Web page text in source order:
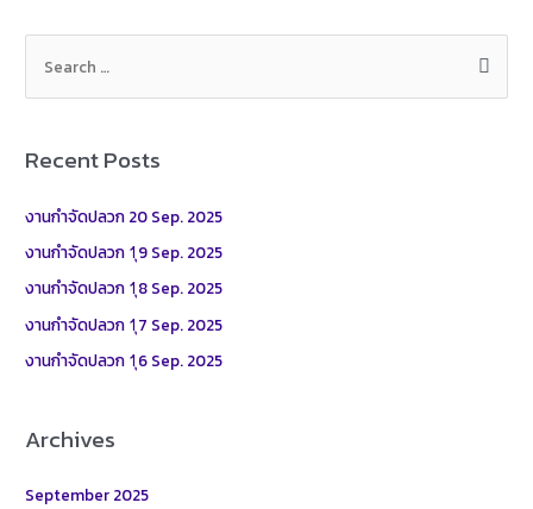
h
:
Recent Posts
งานกำจัดปลวก 20 Sep. 2025
งานกำจัดปลวก 1ุ9 Sep. 2025
งานกำจัดปลวก 1ุ8 Sep. 2025
งานกำจัดปลวก 1ุ7 Sep. 2025
งานกำจัดปลวก 1ุ6 Sep. 2025
Archives
September 2025